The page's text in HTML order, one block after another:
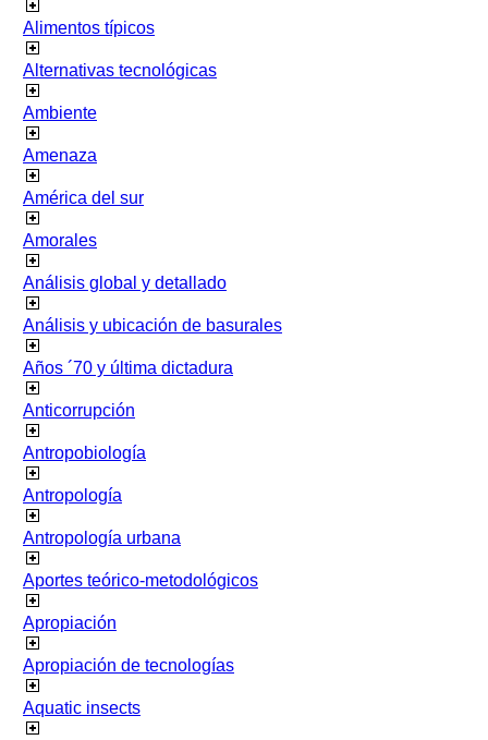
Alimentos típicos
Alternativas tecnológicas
Ambiente
Amenaza
América del sur
Amorales
Análisis global y detallado
Análisis y ubicación de basurales
Años ´70 y última dictadura
Anticorrupción
Antropobiología
Antropología
Antropología urbana
Aportes teórico-metodológicos
Apropiación
Apropiación de tecnologías
Aquatic insects